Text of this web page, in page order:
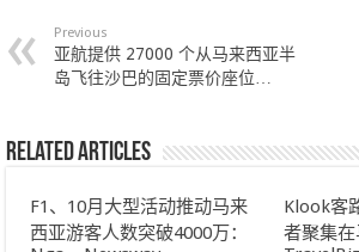
Previous
亚航提供 27000 个从马来西亚半
岛飞往沙巴的固定票价座位…
Related Articles
F1、10月大型活动推动马来
西亚游客人数突破4000万：
Klook客
者聚集